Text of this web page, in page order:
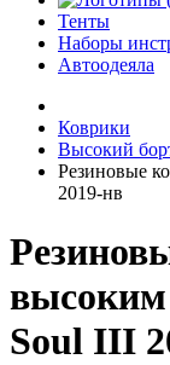
Тенты
Наборы
Автоодеяла
Коврики
Высокий
Резиновые
2019-нв
Soul III